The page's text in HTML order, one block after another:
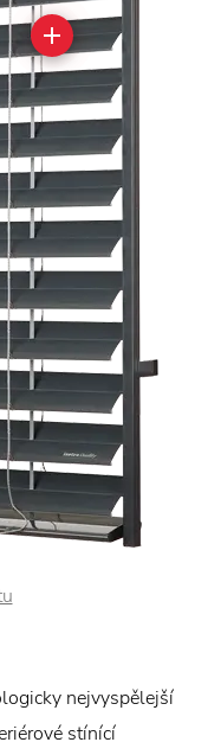
nejvyspělejší
stínící